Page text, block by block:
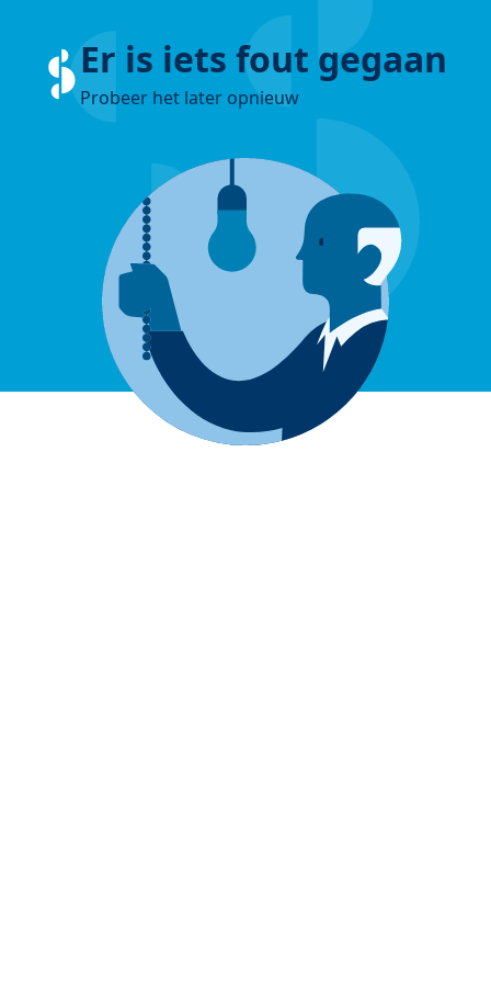
Er is iets fout gegaan
Probeer het later opnieuw